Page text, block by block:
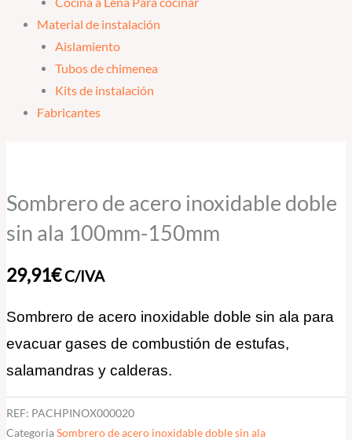
Material de instalación
Aislamiento
Tubos de chimenea
Kits de instalación
Fabricantes
Sombrero de acero inoxidable doble
sin ala 100mm-150mm
29,91€C/IVA
Sombrero de acero inoxidable doble sin ala para
evacuar gases de combustión de estufas,
salamandras y calderas.
REF: PACHPINOX000020
CategoriaSombrero de acero inoxidable doble sin ala
acero
doble
ala
cantidad